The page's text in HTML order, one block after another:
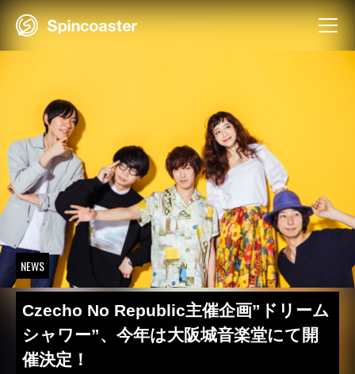
Skip
NEWS
Czecho No Republic主催企画”ドリーム
シャワー”、今年は大阪城音楽堂にて開
催決定！